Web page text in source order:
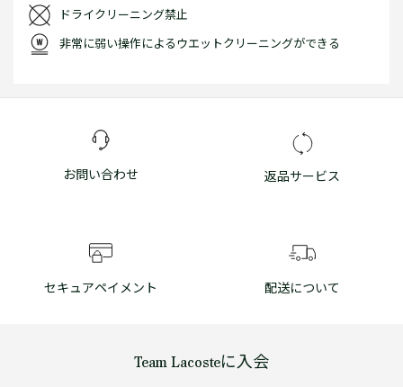
ドライクリーニング禁止
非常に弱い操作によるウエットクリーニングができる
お問い合わせ 返品サービス
セキュアペイメント 配送について
Team Lacosteに入会